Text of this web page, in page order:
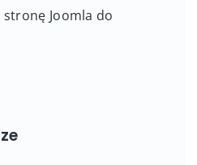
stronę Joomla do